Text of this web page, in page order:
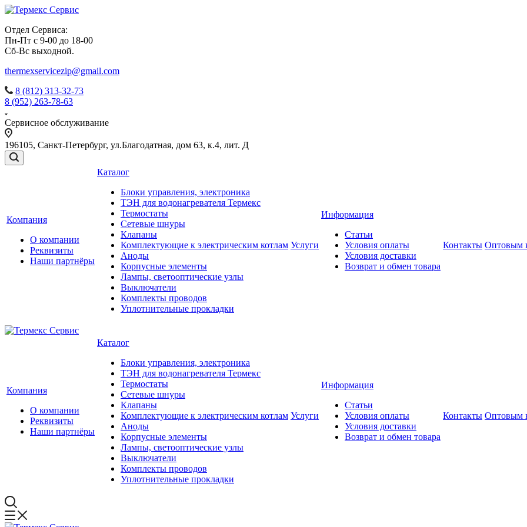
Отдел Сервиса:
Пн-Пт с 9-00 до 18-00
Сб-Вс выходной.
thermexservicezip@gmail.com
8 (812) 313-32-73
8 (952) 263-78-63
Сервисное обслуживание
196105, Санкт-Петербург, ул.Благодатная, дом 63, к.4, лит. Д
Компания
О компании
Реквизиты
Наши партнёры
Каталог
Блоки управления, электроника
ТЭН для водонагревателя Термекс
Термостаты
Сетевые шнуры
Клапаны
Комплектующие к электрическим котлам
Аноды
Корпусные элементы
Лампы, светооптические узлы
Выключатели
Комплекты проводов
Уплотнительные прокладки
Услуги
Информация
Статьи
Условия оплаты
Условия доставки
Возврат и обмен товара
Контакты Оптовым
Компания
О компании
Реквизиты
Наши партнёры
Каталог
Блоки управления, электроника
ТЭН для водонагревателя Термекс
Термостаты
Сетевые шнуры
Клапаны
Комплектующие к электрическим котлам
Аноды
Корпусные элементы
Лампы, светооптические узлы
Выключатели
Комплекты проводов
Уплотнительные прокладки
Услуги
Информация
Статьи
Условия оплаты
Условия доставки
Возврат и обмен товара
Контакты Оптовым